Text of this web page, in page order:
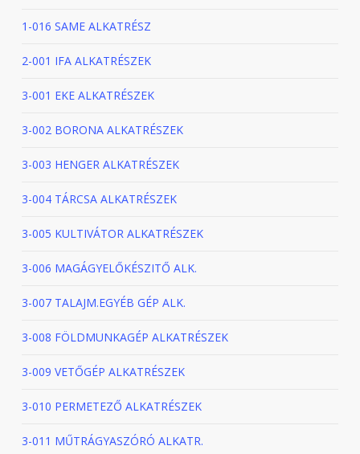
1-016 SAME ALKATRÉSZ
2-001 IFA ALKATRÉSZEK
3-001 EKE ALKATRÉSZEK
3-002 BORONA ALKATRÉSZEK
3-003 HENGER ALKATRÉSZEK
3-004 TÁRCSA ALKATRÉSZEK
3-005 KULTIVÁTOR ALKATRÉSZEK
3-006 MAGÁGYELŐKÉSZITŐ ALK.
3-007 TALAJM.EGYÉB GÉP ALK.
3-008 FÖLDMUNKAGÉP ALKATRÉSZEK
3-009 VETŐGÉP ALKATRÉSZEK
3-010 PERMETEZŐ ALKATRÉSZEK
3-011 MŰTRÁGYASZÓRÓ ALKATR.